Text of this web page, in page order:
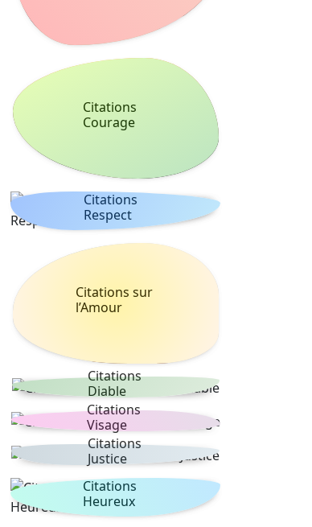
Citations
Courage
Citations
Respect
Citations sur
l’Amour
Citations
Diable
Citations
Visage
Citations
Justice
Citations
Heureux